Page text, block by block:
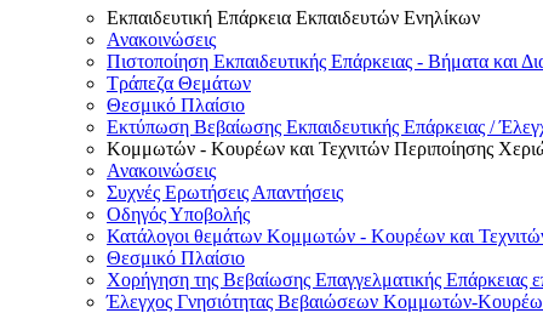
Εκπαιδευτική Επάρκεια Εκπαιδευτών Ενηλίκων
Ανακοινώσεις
Πιστοποίηση Εκπαιδευτικής Επάρκειας - Βήματα και
Τράπεζα Θεμάτων
Θεσμικό Πλαίσιο
Εκτύπωση Βεβαίωσης Εκπαιδευτικής Επάρκειας /
Κομμωτών - Κουρέων και Τεχνιτών Περιποίησης
Ανακοινώσεις
Συχνές Ερωτήσεις Απαντήσεις
Οδηγός Υποβολής
Κατάλογοι θεμάτων Κομμωτών - Κουρέων και
Θεσμικό Πλαίσιο
Χορήγηση της Βεβαίωσης Επαγγελματικής
Έλεγχος Γνησιότητας Βεβαιώσεων Κομμωτών-